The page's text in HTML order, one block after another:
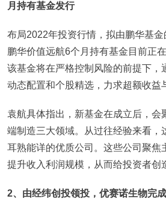
月持有基金发行
布局2022年投资行情，拟由鹏华基
鹏华价值远航6个月持有基金目前正
该基金将在严格控制风险的前提下，
动态配置和个股精选，力求超额收
袁航具体指出，新基金在成立后，会
端制造三大领域。从过往经验来看，
耳熟能详的优质公司。这些公司聚焦
提升收入利润规模，从而给投资者创
2、由经纬创投领投，优赛诺生物完